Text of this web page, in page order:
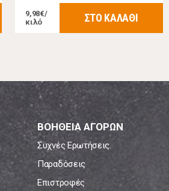
9,98€/
κιλό
ΣΤΟ ΚΑΛΑΘΙ
ΒΟΗΘΕΙΑ ΑΓΟΡΩΝ
Συχνές Ερωτήσεις
Παραδόσεις
Επιστροφές